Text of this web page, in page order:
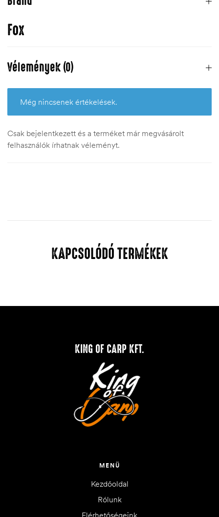
Fox
Vélemények (0)
Még nincsenek értékelések.
Csak bejelentkezett és a terméket már megvásárolt
felhasználók írhatnak véleményt.
KAPCSOLÓDÓ TERMÉKEK
KING OF CARP KFT.
MENÜ
Kezdőoldal
Rólunk
Elérhetőségeink